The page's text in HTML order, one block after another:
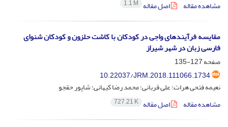
مشاهده مقاله اصل مقاله 1.1 M
مقایسه فرآیندهای واجی در کودکان با کاشت حلزون و کودکان شنوای
فارسی زبان در شهر شیراز
صفحه127-135
10.22037/JRM.2018.111066.1734
نعیمه فتحی هرات؛ علی قربانی؛ محمد رضا کیهانی؛ شاپور حقجو
مشاهده مقاله
اصل مقاله 727.21 K